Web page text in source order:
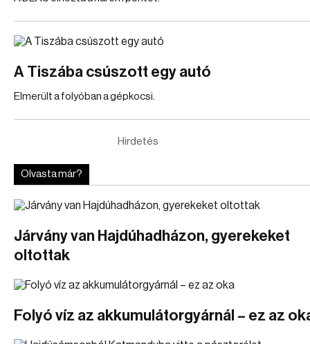
A Tiszába csúszott egy autó
Elmerült a folyóban a gépkocsi.
Hirdetés
Olvasta már?
Járvány van Hajdúhadházon, gyerekeket
oltottak
Folyó víz az akkumulátorgyárnál – ez az